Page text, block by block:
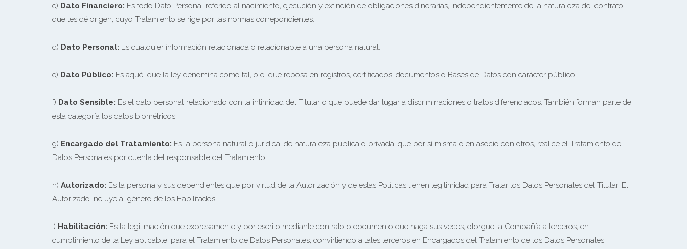
c) Dato Financiero: Es todo Dato Personal referido al nacimiento, ejecución y extinción de obligaciones dinerarias, independientemente de la naturaleza del contrato
que les dé origen, cuyo Tratamiento se rige por las normas correpondientes.
d) Dato Personal: Es cualquier información relacionada o relacionable a una persona natural.
e) Dato Público: Es aquél que la ley denomina como tal, o el que reposa en registros, certificados, documentos o Bases de Datos con carácter público.
f) Dato Sensible: Es el dato personal relacionado con la intimidad del Titular o que puede dar lugar a discriminaciones o tratos diferenciados. También forman parte de
esta categoría los datos biométricos.
g) Encargado del Tratamiento: Es la persona natural o jurídica, de naturaleza pública o privada, que por sí misma o en asocio con otros, realice el Tratamiento de
Datos Personales por cuenta del responsable del Tratamiento.
h) Autorizado: Es la persona y sus dependientes que por virtud de la Autorización y de estas Políticas tienen legitimidad para Tratar los Datos Personales del Titular. El
Autorizado incluye al género de los Habilitados.
i) Habilitación: Es la legitimación que expresamente y por escrito mediante contrato o documento que haga sus veces, otorgue la Compañía a terceros, en
cumplimiento de la Ley aplicable, para el Tratamiento de Datos Personales, convirtiendo a tales terceros en Encargados del Tratamiento de los Datos Personales